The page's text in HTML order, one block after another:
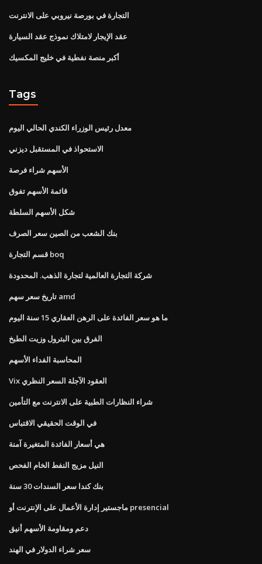
التجارة في بورصة نيروبي على الانترنت
عقد الإيجار لامتلاك نموذج عقد السيارة
أكبر منصة نفطية في خليج المكسيك
Tags
معدل رئيس الوزراء الكندي الحالي اليوم
الاستحواذ في المستقبل ديزني
الأسهم شراء فرصة
قائمة الأسهم تفوق
شكل الأسهم السلطة
بنك الشعب من الصين سعر الصرف
قسم التجارة boq
شركة التجارة العالمية لتجارة الذهب. المحدودة
تاريخ سعر سهم amd
ما هو سعر الفائدة على الرهن العقاري 15 سنة اليوم
الفرق بين البترول وزيت الطبخ
المحاسبة الفداء الأسهم
Vix العقود الآجلة السعر النظري
شراء النظارات الطبية على الانترنت مع التأمين
في الوقت الحقيقي الاقتباس
هي أسعار الفائدة المتغيرة آمنة
النيل مزيج النفط الخام الفحص
بنك كندا سعر السندات 30 سنة
ماجستير إدارة الأعمال على الإنترنت أو presencial
دعم ومقاومة الأسهم أنيق
سعر شراء الدولار في الهند